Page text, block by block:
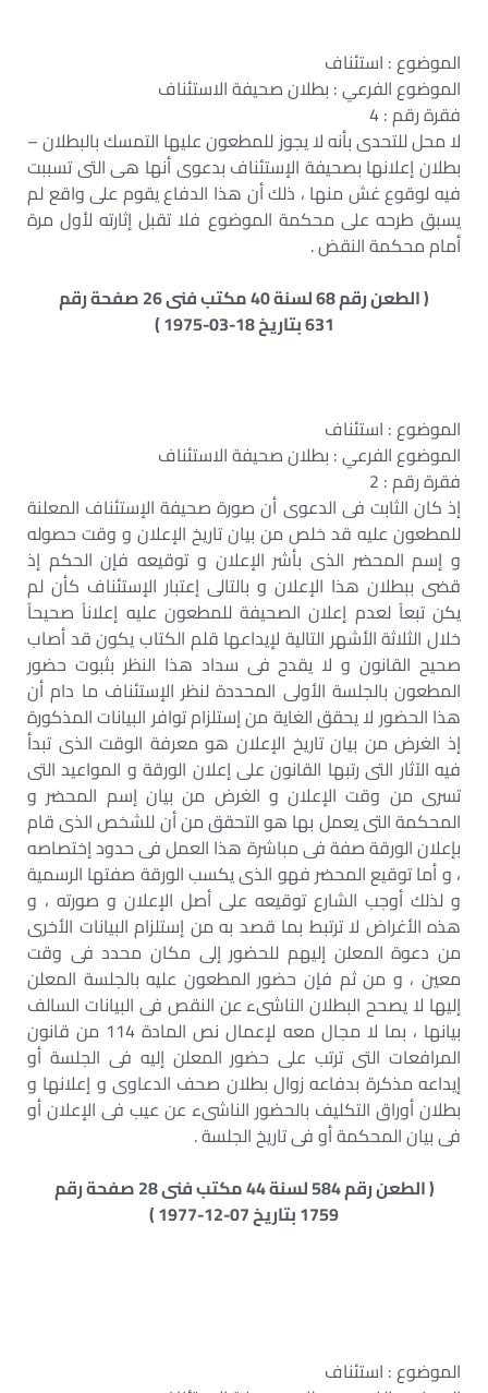
الموضوع : استئناف
الموضوع الفرعي : بطلان صحيفة الاستئناف
فقرة رقم : 4
لا محل للتحدى بأنه لا يجوز للمطعون عليها التمسك بالبطلان –
بطلان إعلانها بصحيفة الإستئناف بدعوى أنها هى التى تسببت
فيه لوقوع غش منها ، ذلك أن هذا الدفاع يقوم على واقع لم
يسبق طرحه على محكمة الموضوع فلا تقبل إثارته لأول مرة
أمام محكمة النقض .
( الطعن رقم 68 لسنة 40 مكتب فنى 26 صفحة رقم
631 بتاريخ 18-03-1975 )
الموضوع : استئناف
الموضوع الفرعي : بطلان صحيفة الاستئناف
فقرة رقم : 2
إذ كان الثابت فى الدعوى أن صورة صحيفة الإستئناف المعلنة
للمطعون عليه قد خلص من بيان تاريخ الإعلان و وقت حصوله
و إسم المحضر الذى بأشر الإعلان و توقيعه فإن الحكم إذ
قضى ببطلان هذا الإعلان و بالتالى إعتبار الإستئناف كأن لم
يكن تبعاً لعدم إعلان الصحيفة للمطعون عليه إعلاناً صحيحاً
خلال الثلاثة الأشهر التالية لإيداعها قلم الكتاب يكون قد أصاب
صحيح القانون و لا يقدح فى سداد هذا النظر بثبوت حضور
المطعون بالجلسة الأولى المحددة لنظر الإستئناف ما دام أن
هذا الحضور لا يحقق الغاية من إستلزام توافر البيانات المذكورة
إذ الغرض من بيان تاريخ الإعلان هو معرفة الوقت الذى تبدأ
فيه الآثار التى رتبها القانون على إعلان الورقة و المواعيد التى
تسرى من وقت الإعلان و الغرض من بيان إسم المحضر و
المحكمة التى يعمل بها هو التحقق من أن للشخص الذى قام
بإعلان الورقة صفة فى مباشرة هذا العمل فى حدود إختصاصه
، و أما توقيع المحضر فهو الذى يكسب الورقة صفتها الرسمية
و لذلك أوجب الشارع توقيعه على أصل الإعلان و صورته ، و
هذه الأغراض لا ترتبط بما قصد به من إستلزام البيانات الأخرى
من دعوة المعلن إليهم للحضور إلى مكان محدد فى وقت
معين ، و من ثم فإن حضور المطعون عليه بالجلسة المعلن
إليها لا يصحح البطلان الناشىء عن النقص فى البيانات السالف
بيانها ، بما لا مجال معه لإعمال نص المادة 114 من قانون
المرافعات التى ترتب على حضور المعلن إليه فى الجلسة أو
إيداعه مذكرة بدفاعه زوال بطلان صحف الدعاوى و إعلانها و
بطلان أوراق التكليف بالحضور الناشىء عن عيب فى الإعلان أو
فى بيان المحكمة أو فى تاريخ الجلسة .
( الطعن رقم 584 لسنة 44 مكتب فنى 28 صفحة رقم
1759 بتاريخ 07-12-1977 )
الموضوع : استئناف